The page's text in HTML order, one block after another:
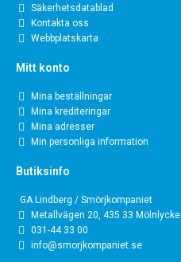
Säkerhetsdatablad
Kontakta oss
Webbplatskarta
Mitt konto
Mina beställningar
Mina krediteringar
Mina adresser
Min personliga information
Butiksinfo
GA Lindberg / Smörjkompaniet
Metallvägen 20, 435 33 Mölnlycke
031-44 33 00
info@smorjkompaniet.se